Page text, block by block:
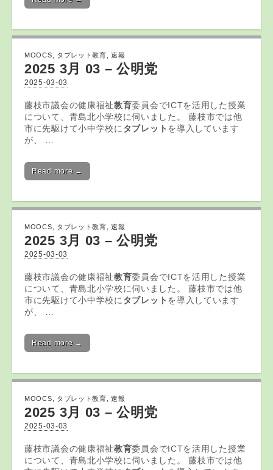
MOOCS タブレット教育 ,速報
2025 3月 03 – 公明党
2025-03-03
藤枝市議会の健康福祉教育委員会でICTを活用した授業
について、青島北小学校に伺いました。 藤枝市では他
市に先駆けて小中学校に タブレット を導入しています
が、 …
Read more →
MOOCS タブレット教育 ,速報
2025 3月 03 – 公明党
2025-03-03
藤枝市議会の健康福祉教育委員会でICTを活用した授業
について、青島北小学校に伺いました。 藤枝市では他
市に先駆けて小中学校に タブレット を導入しています
が、 …
Read more →
MOOCS タブレット教育 ,速報
2025 3月 03 – 公明党
2025-03-03
藤枝市議会の健康福祉教育委員会でICTを活用した授業
について、青島北小学校に伺いました。 藤枝市では他